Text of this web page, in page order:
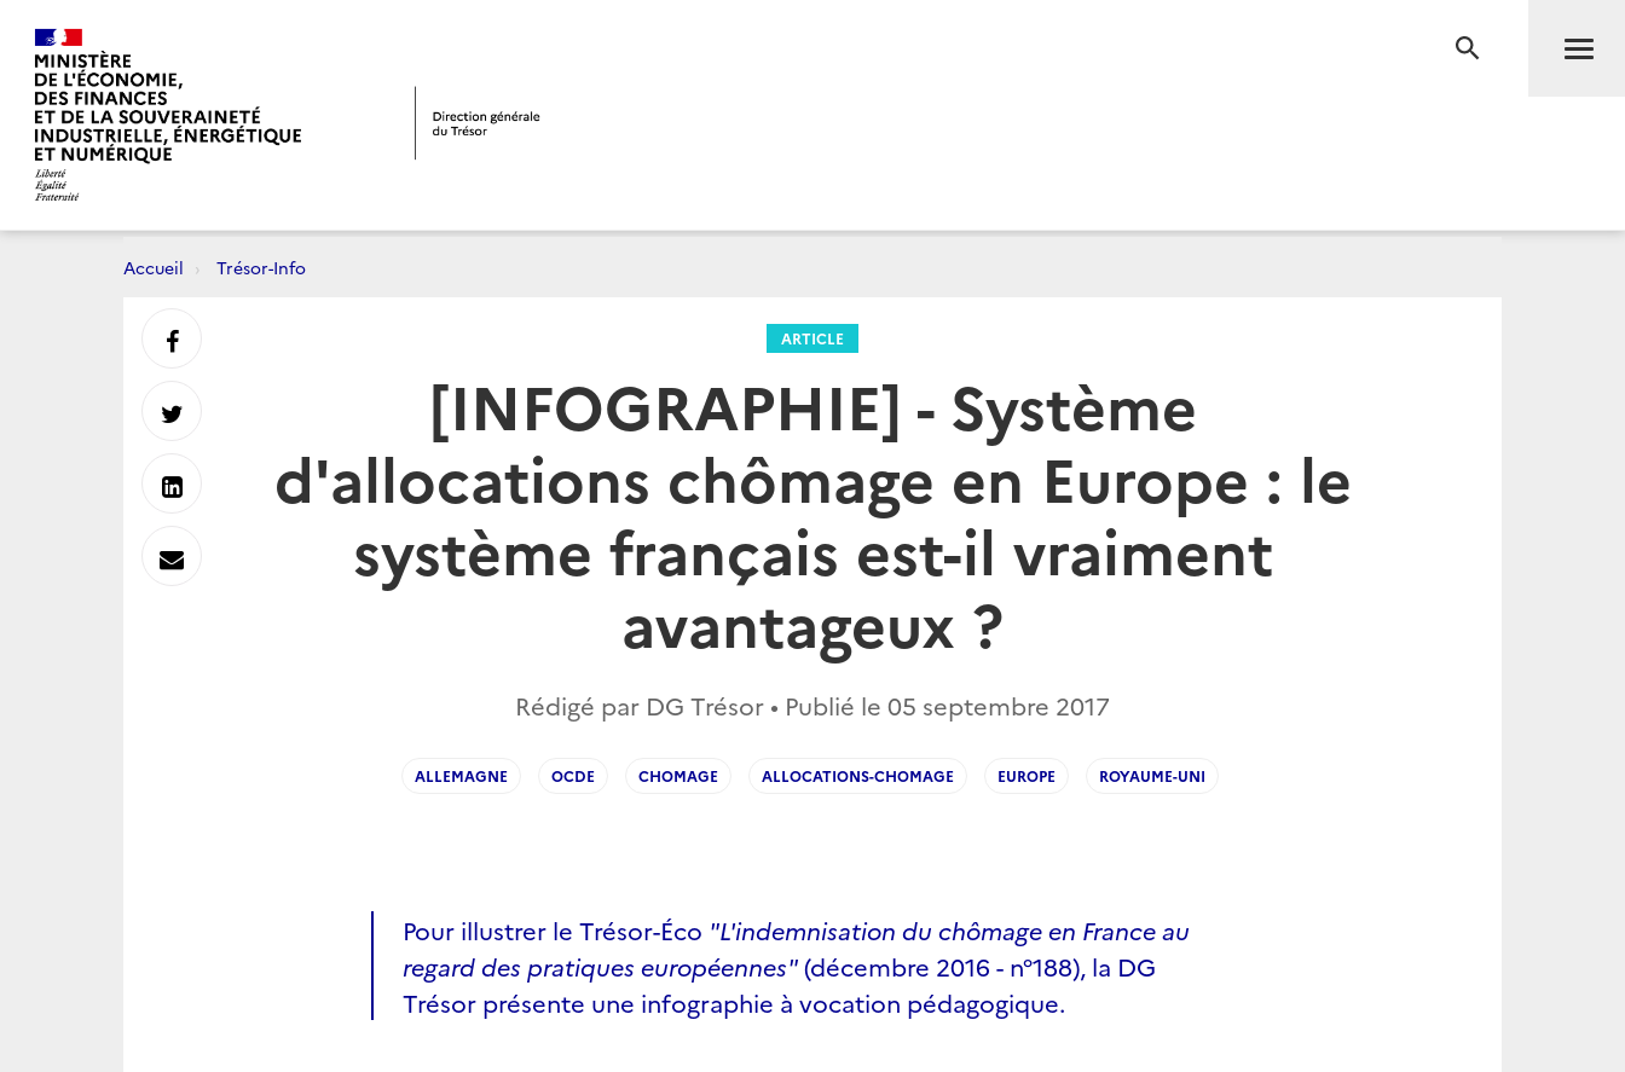
RECHERCHE
Accueil Trésor-Info
ARTICLE
[INFOGRAPHIE] - Système
d'allocations chômage en Europe : le
système français est-il vraiment
avantageux ?
Rédigé par DG Trésor • Publié le 05 septembre 2017
ALLEMAGNE OCDE CHOMAGE ALLOCATIONS-CHOMAGE EUROPE ROYAUME-UNI
Pour illustrer le Trésor-Éco "L'indemnisation du chômage en France au
regard des pratiques européennes"(décembre 2016 - n°188), la DG
Trésor présente une infographie à vocation pédagogique.
Partager
sur
Partager
sur
Partager
sur
Envoyer